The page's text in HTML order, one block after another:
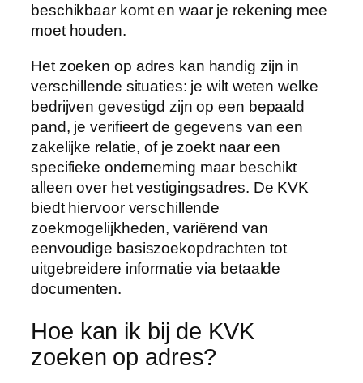
beschikbaar komt en waar je rekening mee
moet houden.
Het zoeken op adres kan handig zijn in
verschillende situaties: je wilt weten welke
bedrijven gevestigd zijn op een bepaald
pand, je verifieert de gegevens van een
zakelijke relatie, of je zoekt naar een
specifieke onderneming maar beschikt
alleen over het vestigingsadres. De KVK
biedt hiervoor verschillende
zoekmogelijkheden, variërend van
eenvoudige basiszoekopdrachten tot
uitgebreidere informatie via betaalde
documenten.
Hoe kan ik bij de KVK
zoeken op adres?